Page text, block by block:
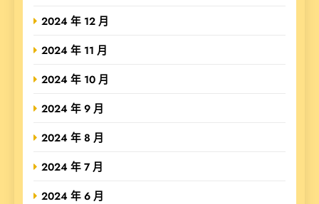
2024 年 12 月
2024 年 11 月
2024 年 10 月
2024 年 9 月
2024 年 8 月
2024 年 7 月
2024 年 6 月